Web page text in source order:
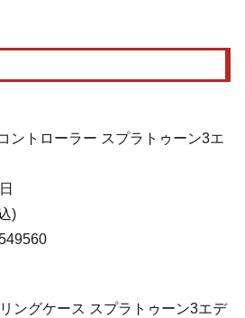
ントローラー スプラトゥーン3エ
)
ングケース スプラトゥーン3エデ